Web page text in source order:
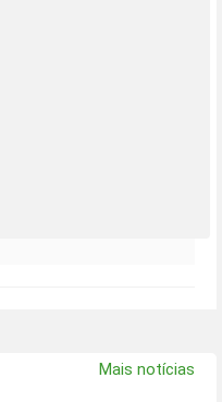
Mais notícias